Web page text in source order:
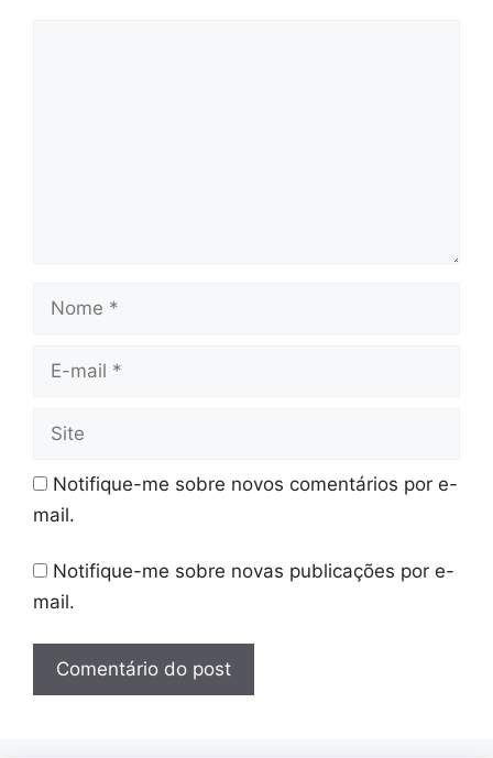
Nome
Site
Notifique-me sobre novos comentários por e-
mail.
Notifique-me sobre novas publicações por e-
mail.